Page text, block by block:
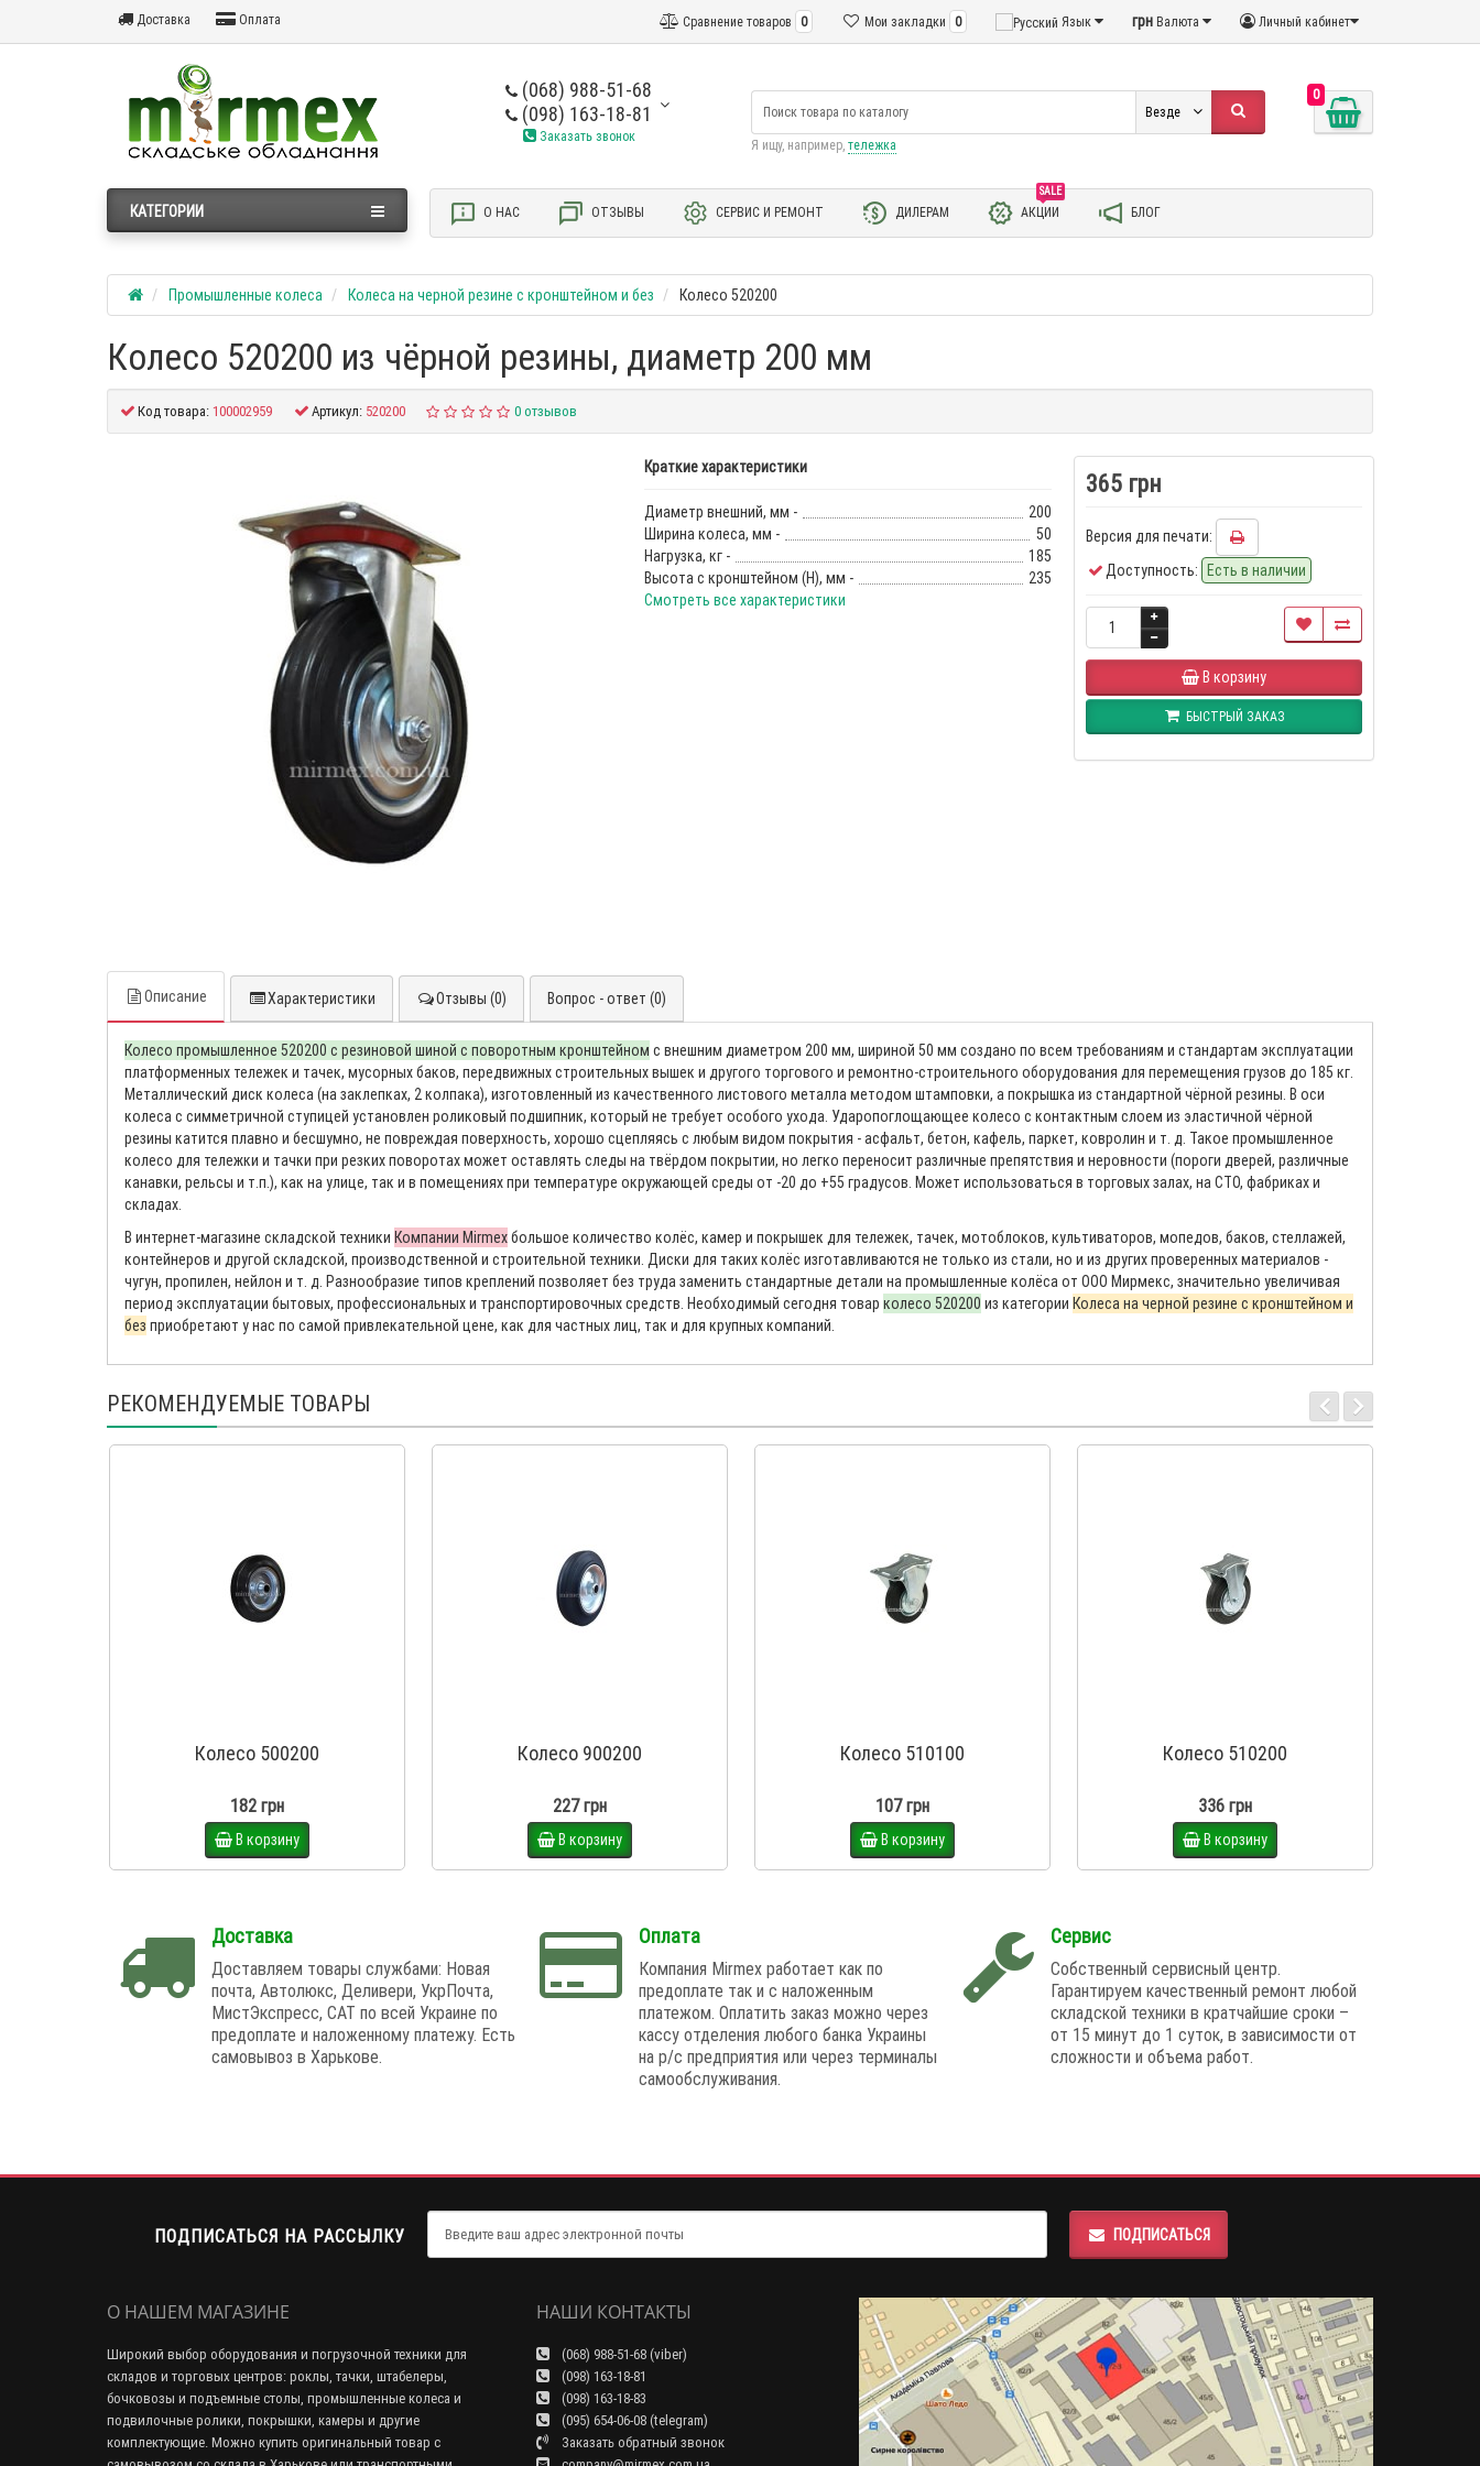
Доставка Оплата Личный кабинет
грн Валюта
Язык
Мои закладки 0
Сравнение товаров 0
(068) 988-51-68
(098) 163-18-81
Заказать звонок
0
Везде
Я ищу, например, тележка
КАТЕГОРИИ О НАС ОТЗЫВЫ СЕРВИС И РЕМОНТ ДИЛЕРАМ
SALE
АКЦИИ БЛОГ
Промышленные колеса Колеса на черной резине с кронштейном и без Колесо 520200
Колесо 520200 из чёрной резины, диаметр 200 мм
Код товара:100002959 Артикул: 520200 0 отзывов
Краткие характеристики
Диаметр внешний, мм -
200
Ширина колеса, мм -
50
Нагрузка, кг -
185
Высота с кронштейном (Н), мм -
235
Смотреть все характеристики
365 грн
Версия для печати:
Доступность:
Есть в наличии
В корзину
БЫСТРЫЙ ЗАКАЗ
Описание Характеристики Отзывы (0) Вопрос - ответ (0)
Колесо промышленное 520200 с резиновой шиной с поворотным кронштейном с внешним диаметром 200 мм, шириной 50 мм создано по всем требованиям и стандартам эксплуатации
платформенных тележек и тачек, мусорных баков, передвижных строительных вышек и другого торгового и ремонтно-строительного оборудования для перемещения грузов до 185 кг.
Металлический диск колеса (на заклепках, 2 колпака), изготовленный из качественного листового металла методом штамповки, а покрышка из стандартной чёрной резины. В оси
колеса с симметричной ступицей установлен роликовый подшипник, который не требует особого ухода. Ударопоглощающее колесо с контактным слоем из эластичной чёрной
резины катится плавно и бесшумно, не повреждая поверхность, хорошо сцепляясь с любым видом покрытия - асфальт, бетон, кафель, паркет, ковролин и т. д. Такое промышленное
колесо для тележки и тачки при резких поворотах может оставлять следы на твёрдом покрытии, но легко переносит различные препятствия и неровности (пороги дверей, различные
канавки, рельсы и т.п.), как на улице, так и в помещениях при температуре окружающей среды от -20 до +55 градусов. Может использоваться в торговых залах, на СТО, фабриках и
складах.
В интернет-магазине складской техники Компании Mirmexбольшое количество колёс, камер и покрышек для тележек, тачек, мотоблоков, культиваторов, мопедов, баков, стеллажей,
контейнеров и другой складской, производственной и строительной техники. Диски для таких колёс изготавливаются не только из стали, но и из других проверенных материалов -
чугун, пропилен, нейлон и т. д. Разнообразие типов креплений позволяет без труда заменить стандартные детали на промышленные колёса от ООО Мирмекс, значительно увеличивая
период эксплуатации бытовых, профессиональных и транспортировочных средств. Необходимый сегодня товар колесо 520200 из категории Колеса на черной резине с кронштейном и
без приобретают у нас по самой привлекательной цене, как для частных лиц, так и для крупных компаний.
РЕКОМЕНДУЕМЫЕ ТОВАРЫ
Колесо 500200
182 грн
В корзину
Колесо 900200
227 грн
В корзину
Колесо 510100
107 грн
В корзину
Колесо 510200
336 грн
В корзину
Доставка
Доставляем товары службами: Новая
почта, Автолюкс, Деливери, УкрПочта,
МистЭкспресс, САТ по всей Украине по
предоплате и наложенному платежу. Есть
самовывоз в Харькове.
Оплата
Компания Mirmex работает как по
предоплате так и с наложенным
платежом. Оплатить заказ можно через
кассу отделения любого банка Украины
на р/с предприятия или через терминалы
самообслуживания.
Сервис
Собственный сервисный центр.
Гарантируем качественный ремонт любой
складской техники в кратчайшие сроки –
от 15 минут до 1 суток, в зависимости от
сложности и объема работ.
ПОДПИСАТЬСЯ НА РАССЫЛКУ ПОДПИСАТЬСЯ
О НАШЕМ МАГАЗИНЕ
Широкий выбор оборудования и погрузочной техники для
складов и торговых центров: роклы, тачки, штабелеры,
бочковозы и подъемные столы, промышленные колеса и
подвилочные ролики, покрышки, камеры и другие
комплектующие. Можно купить оригинальный товар с
НАШИ КОНТАКТЫ
(068) 988-51-68 (viber)
(098) 163-18-81
(098) 163-18-83
(095) 654-06-08 (telegram)
Заказать обратный звонок